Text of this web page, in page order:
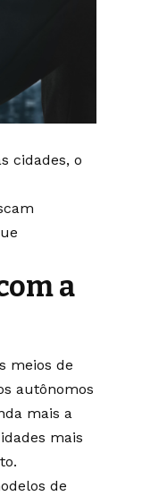
cidades, o
a
meios de
autônomos
mais a
mais
de